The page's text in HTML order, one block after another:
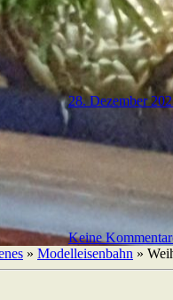
28. Dezember
Keine
» Modelleisenbahn »